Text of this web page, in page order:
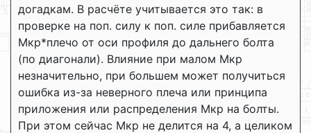
догадкам. В расчёте учитывается это так: в
проверке на поп. силу к поп. силе прибавляется
Мкр*плечо от оси профиля до дальнего болта
(по диагонали). Влияние при малом Мкр
незначительно, при большем может получиться
ошибка из-за неверного плеча или принципа
приложения или распределения Мкр на болты.
При этом сейчас Мкр не делится на 4, а целиком